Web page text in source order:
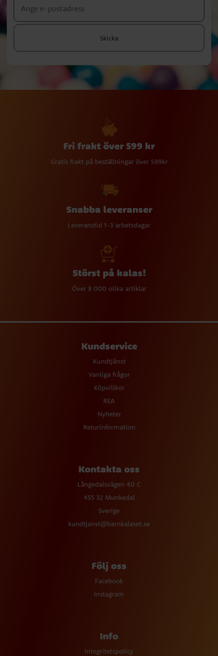
Skicka
Fri frakt över 599 kr
Gratis frakt på beställningar över 599kr
Snabba leveranser
Leveranstid 1-3 arbetsdagar
Störst på kalas!
Över 8 000 olika artiklar
Kundservice
Kundtjänst
Vanliga frågor
Köpvillkor
REA
Nyheter
Returinformation
Kontakta oss
Långedalsvägen 40 C
455 32 Munkedal
Sverige
kundtjanst@barnkalaset.se
Följ oss
Facebook
Instagram
Info
Integritetspolicy